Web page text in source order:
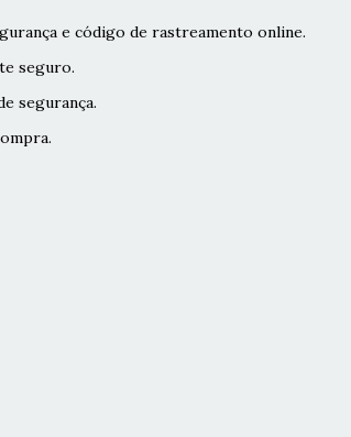
e código de rastreamento online.
seguro.
segurança.